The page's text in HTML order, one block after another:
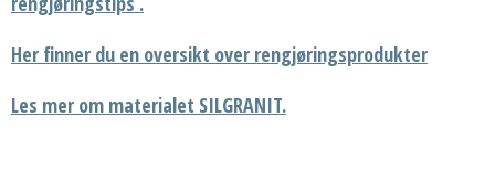
Her finner du en oversikt over rengjøringsprodukter
Les mer om materialet SILGRANIT.